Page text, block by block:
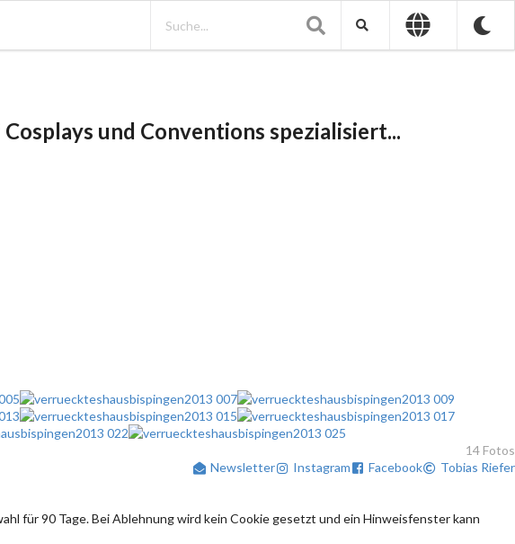
und Conventions spezialisiert...
14 Fotos
Newsletter
Instagram Facebook Tobias Riefer
für 90 Tage. Bei Ablehnung wird kein Cookie gesetzt und ein Hinweisfenster kann